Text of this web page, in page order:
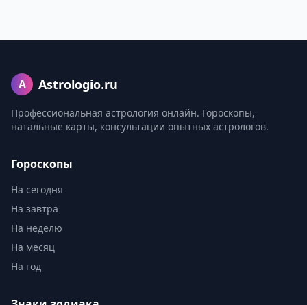
A Astrologio.ru
Профессиональная астрология онлайн. Гороскопы,
натальные карты, консультации опытных астрологов.
Гороскопы
На сегодня
На завтра
На неделю
На месяц
На год